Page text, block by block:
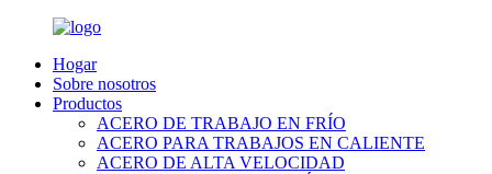
Hogar
Sobre nosotros
Productos
ACERO DE TRABAJO EN FRÍO
ACERO PARA TRABAJOS EN CALIENTE
ACERO DE ALTA VELOCIDAD